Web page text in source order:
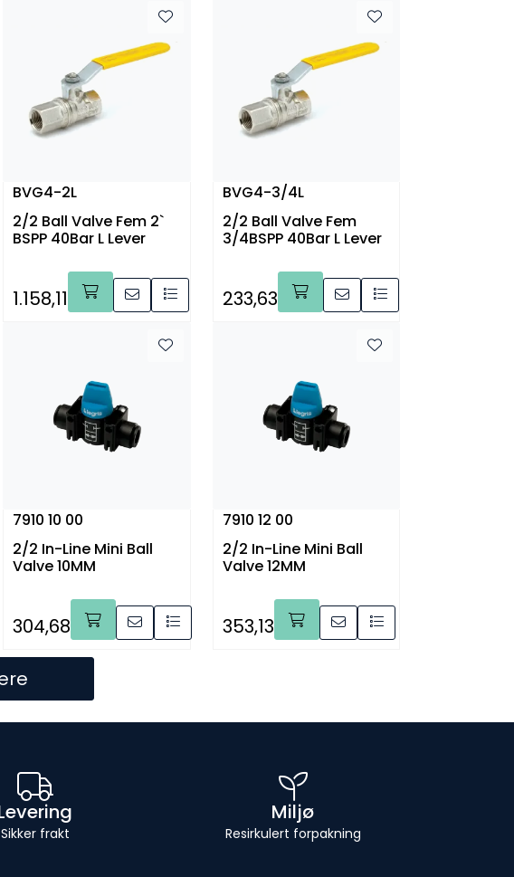
BVG4-2L
2/2 Ball Valve Fem 2`
BSPP 40Bar L Lever
1.158,11
BVG4-3/4L
2/2 Ball Valve Fem
3/4BSPP 40Bar L Lever
233,63
7910 10 00
2/2 In-Line Mini Ball
Valve 10MM
304,68
7910 12 00
2/2 In-Line Mini Ball
Valve 12MM
353,13
Sikker frakt
Miljø
Resirkulert forpakning